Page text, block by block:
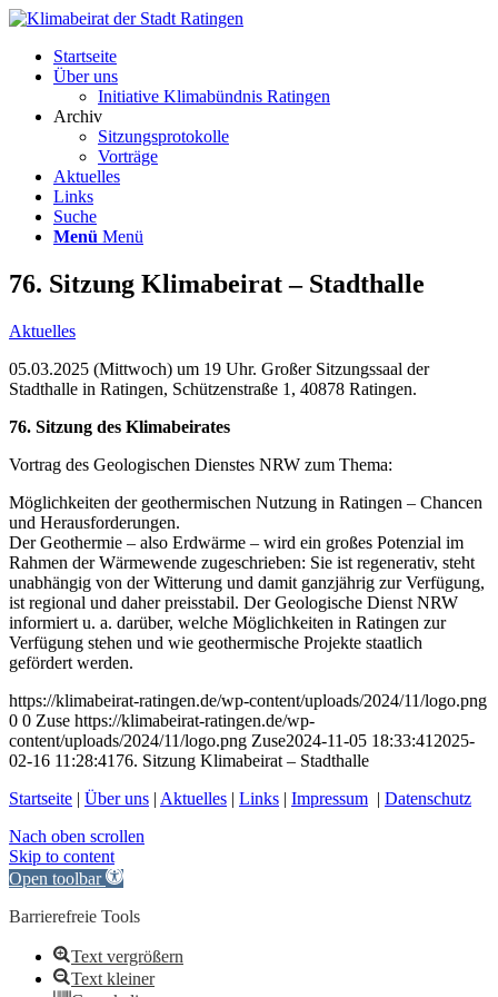
Startseite
Über uns
Initiative Klimabündnis Ratingen
Archiv
Sitzungsprotokolle
Vorträge
Aktuelles
Links
Suche
Menü Menü
76. Sitzung Klimabeirat – Stadthalle
Aktuelles
05.03.2025 (Mittwoch) um 19 Uhr. Großer Sitzungssaal der
Stadthalle in Ratingen, Schützenstraße 1, 40878 Ratingen.
76. Sitzung des Klimabeirates
Vortrag des Geologischen Dienstes NRW zum Thema:
Möglichkeiten der geothermischen Nutzung in Ratingen – Chancen
und Herausforderungen.
Der Geothermie – also Erdwärme – wird ein großes Potenzial im
Rahmen der Wärmewende zugeschrieben: Sie ist regenerativ, steht
unabhängig von der Witterung und damit ganzjährig zur Verfügung,
ist regional und daher preisstabil. Der Geologische Dienst NRW
informiert u. a. darüber, welche Möglichkeiten in Ratingen zur
Verfügung stehen und wie geothermische Projekte staatlich
gefördert werden.
https://klimabeirat-ratingen.de/wp-content/uploads/2024/11/logo.png
0 0 Zuse https://klimabeirat-ratingen.de/wp-
content/uploads/2024/11/logo.png Zuse2024-11-05 18:33:41 2025-
02-16 11:28:41 76. Sitzung Klimabeirat – Stadthalle
Startseite | Über uns | Aktuelles | Links | Impressum | Datenschutz
Nach oben scrollen
Skip to content
Open toolbar
Barrierefreie Tools
Text vergrößern
Text kleiner